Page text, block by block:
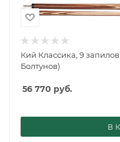
Кий Классика, 9
Болтунов)
56 770 руб.
В